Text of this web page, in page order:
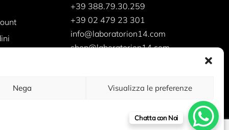
Nega Visualizza le preferenze
+39 388.79.30.259
+39 02 479 23 301
info@laboratorion14.com
shop@laboratorion14.com
Chatta con Noi